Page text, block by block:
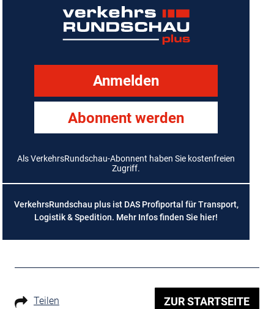
Anmelden
Abonnent werden
Als VerkehrsRundschau-Abonnent haben Sie kostenfreien
Zugriff.
VerkehrsRundschau plus ist DAS Profiportal für Transport,
Logistik & Spedition. Mehr Infos finden Sie hier!
Teilen ZUR STARTSEITE